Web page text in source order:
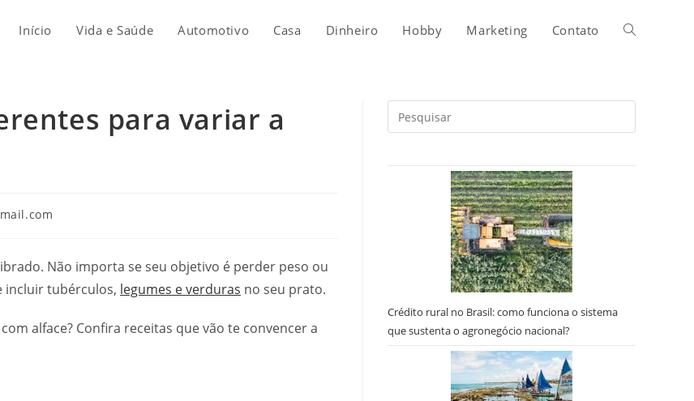
Início Vida e Saúde Automotivo Casa Dinheiro Hobby Marketing Contato Alternar
para variar a
Não importa se seu objetivo é perder peso ou
incluir tubérculos, legumes e verduras no seu prato.
alface? Confira receitas que vão te convencer a
a
Crédito rural no Brasil: como funciona o sistema
que sustenta o agronegócio nacional?